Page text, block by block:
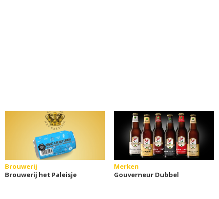
Brouwerij
Brouwerij het Paleisje
Merken
Gouverneur Dubbel